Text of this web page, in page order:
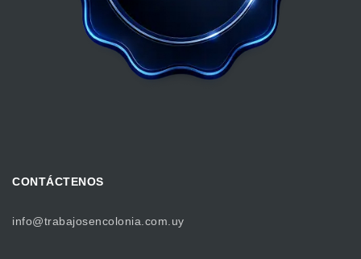
CONTÁCTENOS
info@trabajosencolonia.com.uy